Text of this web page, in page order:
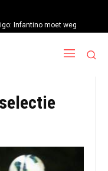
Infantino moet weg